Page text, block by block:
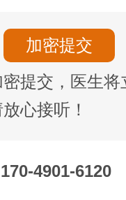
提交，医生将
放心接听！
4901-6120